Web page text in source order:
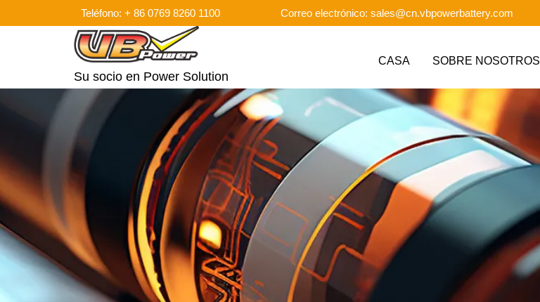
Teléfono: + 86 0769 8260 1100 Correo electrónico: sales@cn.vbpowerbattery.com
Su socio en Power Solution
CASA SOBRE NOSOTROS